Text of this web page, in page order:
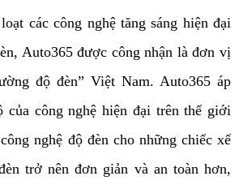
các công nghệ tăng sáng hiện đại
Auto365 được công nhận là đơn vị
độ đèn” Việt Nam. Auto365 áp
của công nghệ hiện đại trên thế giới
nghệ độ đèn cho những chiếc xế
trở nên đơn giản và an toàn hơn,